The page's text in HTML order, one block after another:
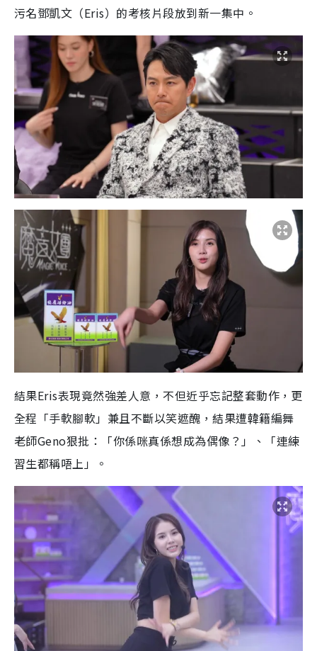
污名鄧凱文（Eris）的考核片段放到新一集中。
結果Eris表現竟然強差人意，不但近乎忘記整套動作，更
全程「手軟腳軟」兼且不斷以笑遮醜，結果遭韓籍編舞
老師Geno狠批：「你係咪真係想成為偶像？」、「連練
習生都稱唔上」。